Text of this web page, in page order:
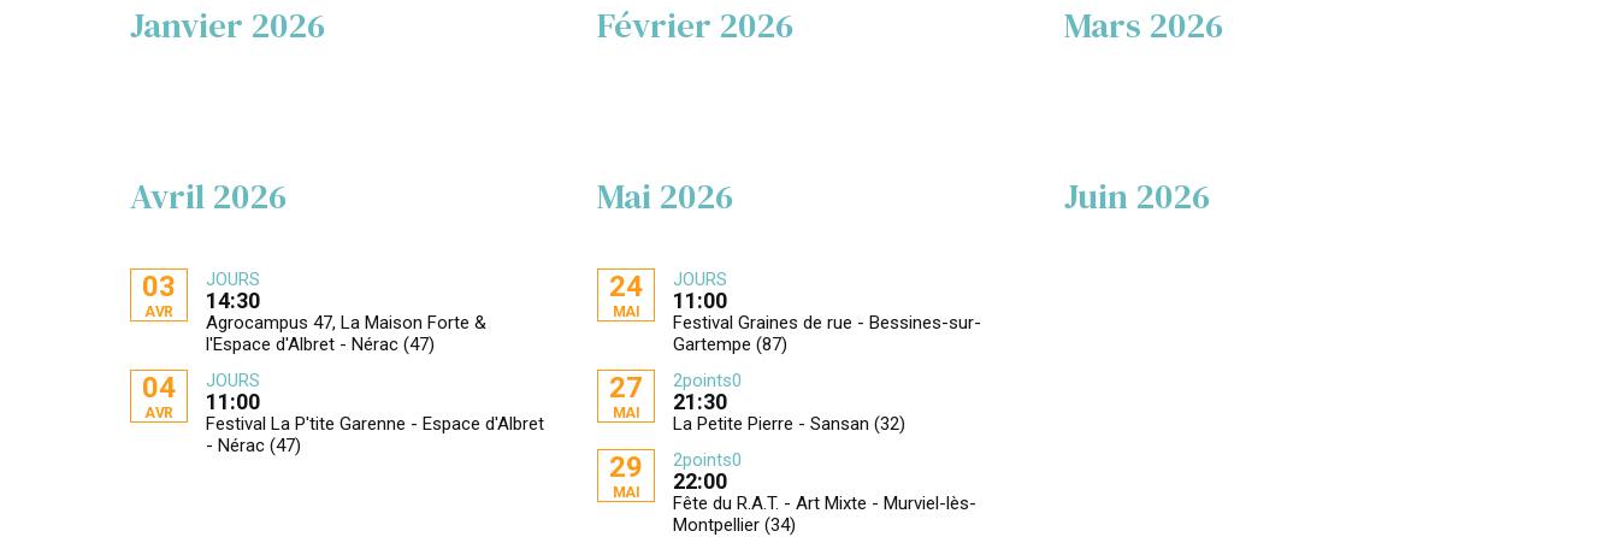
Janvier 2026 Février 2026 Mars 2026
Avril 2026
03
AVR
JOURS
14:30
Agrocampus 47, La Maison Forte &
l'Espace d'Albret - Nérac (47)
04
AVR
JOURS
11:00
Festival La P'tite Garenne - Espace d'Albret
- Nérac (47)
Mai 2026
24
MAI
JOURS
11:00
Festival Graines de rue - Bessines-sur-
Gartempe (87)
27
MAI
2points0
21:30
La Petite Pierre - Sansan (32)
29
MAI
2points0
22:00
Fête du R.A.T. - Art Mixte - Murviel-lès-
Montpellier (34)
Juin 2026